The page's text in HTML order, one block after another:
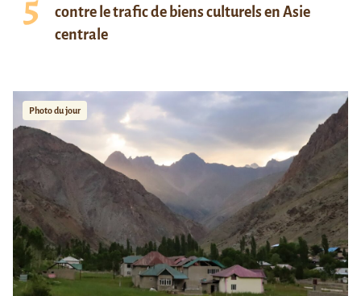
contre le trafic de biens culturels en Asie
centrale
Photo du jour